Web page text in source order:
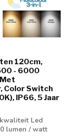
120cm,
- 6000
Color Switch
IP66, 5 Jaar
Led
lumen / watt